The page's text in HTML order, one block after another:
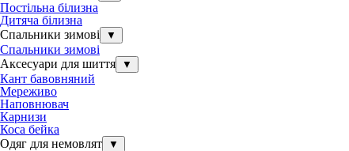
Постільна білизна
Дитяча білизна
Спальники зимові
▼
Спальники зимові
Аксесуари для шиття
▼
Кант бавовняний
Мереживо
Наповнювач
Карнизи
Коса бейка
Одяг для немовлят
▼